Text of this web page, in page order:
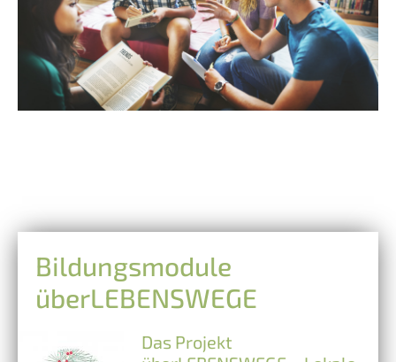
Bildungsmodule
überLEBENSWEGE
Das Projekt